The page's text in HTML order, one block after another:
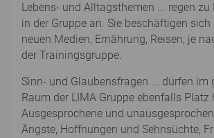
Lebens- und Alltagsthemen ... regen zu
in der Gruppe an. Sie beschäftigen
neuen Medien, Ernährung, Reisen, je
der Trainingsgruppe.
Sinn- und Glaubensfragen ... dürfen im
Raum der LIMA Gruppe ebenfalls Platz
Ausgesprochene und
Ängste, Hoffnungen und Sehnsüchte,